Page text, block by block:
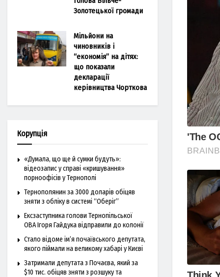
Золотецької громади
Мільйони на
чиновників і
“економія” на дітях:
що показали
декларації
керівництва Чорткова
Корупція
«Думала, що ще й сумки будуть»:
відеозапис у справі «кришування»
порноофісів у Тернополі
Тернополянин за 3000 доларів обіцяв
зняти з обліку в системі “Оберіг”
Ексзаступника голови Тернопільської
ОВА Ігоря Гайдука відправили до колонії
Стало відоме ім’я почаївського депутата,
якого піймали на великому хабарі у Києві
Затримали депутата з Почаєва, який за
$10 тис. обіцяв зняти з розшуку та